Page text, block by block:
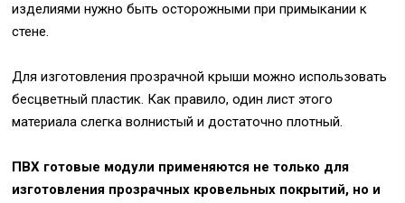
изделиями нужно быть осторожными при примыкании к
стене.
Для изготовления прозрачной крыши можно использовать
бесцветный пластик. Как правило, один лист этого
материала слегка волнистый и достаточно плотный.
ПВХ готовые модули применяются не только для
изготовления прозрачных кровельных покрытий, но и